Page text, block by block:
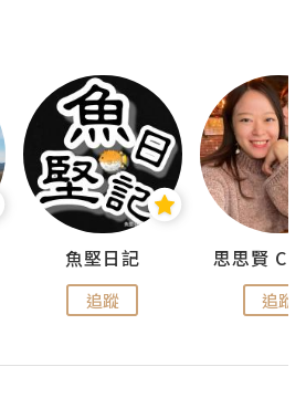
魚堅日記
追蹤 追蹤